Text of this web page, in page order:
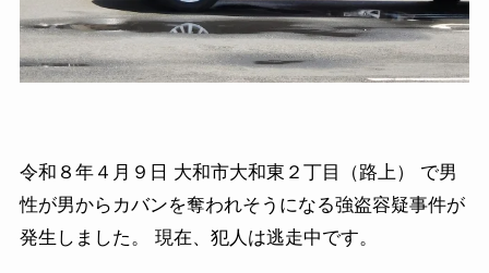
令和８年４月９日 大和市大和東２丁目（路上） で男
性が男からカバンを奪われそうになる強盗容疑事件が
発生しました。 現在、犯人は逃走中です。